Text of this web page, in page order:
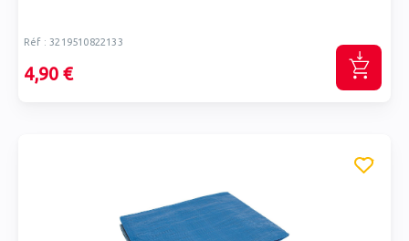
Réf : 3219510822133
4,90 €